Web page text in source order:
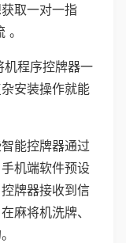
取一对一指
机程序控牌器一
安装操作就能
能控牌器通过
机端软件预设
牌器接收到信
麻将机洗牌、